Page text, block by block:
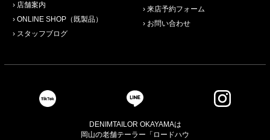
店舗案内
ONLINE SHOP（既製品）
スタッフブログ
来店予約フォーム
お問い合わせ
DENIMTAILOR OKAYAMAは
岡山の老舗テーラー「ロードハウ